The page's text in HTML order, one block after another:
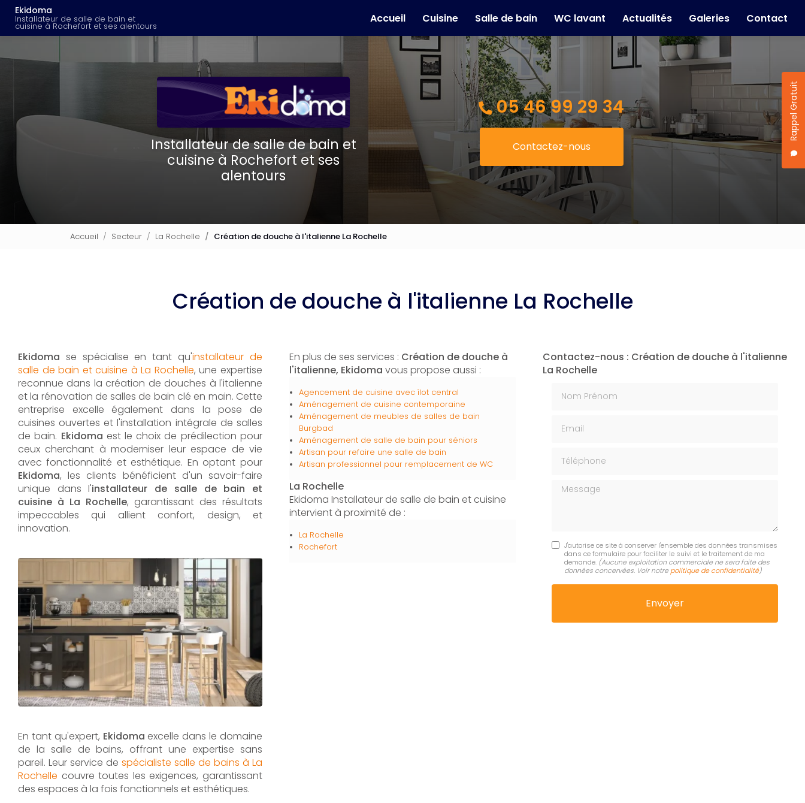
Aller
contenu
Ekidoma
Installateur de salle de bain et
cuisine à Rochefort et ses alentours
Rappel Gratuit
Accueil
Cuisine Salle de bain WC lavant Actualités Galeries Contact
Installateur de salle de bain et
cuisine à Rochefort et ses
alentours
05 46 99 29 34
Contactez-nous
Accueil Secteur La Rochelle Création de douche à l'italienne La Rochelle
Création de douche à l'italienne La Rochelle
Ekidoma se spécialise en tant qu'installateur de
salle de bain et cuisine à La Rochelle, une expertise
reconnue dans la création de douches à l'italienne
et la rénovation de salles de bain clé en main. Cette
entreprise excelle également dans la pose de
cuisines ouvertes et l'installation intégrale de salles
de bain. Ekidoma est le choix de prédilection pour
ceux cherchant à moderniser leur espace de vie
avec fonctionnalité et esthétique. En optant pour
Ekidoma, les clients bénéficient d'un savoir-faire
unique dans l'installateur de salle de bain et
cuisine à La Rochelle, garantissant des résultats
impeccables qui allient confort, design, et
innovation.
En tant qu'expert, Ekidoma excelle dans le domaine
de la salle de bains, offrant une expertise sans
pareil. Leur service de spécialiste salle de bains à La
Rochelle couvre toutes les exigences, garantissant
des espaces à la fois fonctionnels et esthétiques.
En plus de ses services : Création de douche à
l'italienne, Ekidoma vous propose aussi :
Agencement de cuisine avec îlot central
Aménagement de cuisine contemporaine
Aménagement de meubles de salles de bain
Burgbad
Aménagement de salle de bain pour séniors
Artisan pour refaire une salle de bain
Artisan professionnel pour remplacement de WC
La Rochelle
Ekidoma Installateur de salle de bain et cuisine
intervient à proximité de :
La Rochelle
Rochefort
Contactez-nous : Création de douche à l'italienne
La Rochelle
Message
J'autorise ce site à conserver l'ensemble des données transmises
dans ce formulaire pour faciliter le suivi et le traitement de ma
demande. (Aucune exploitation commerciale ne sera faite des
données concervées. Voir notre politique de confidentialité)